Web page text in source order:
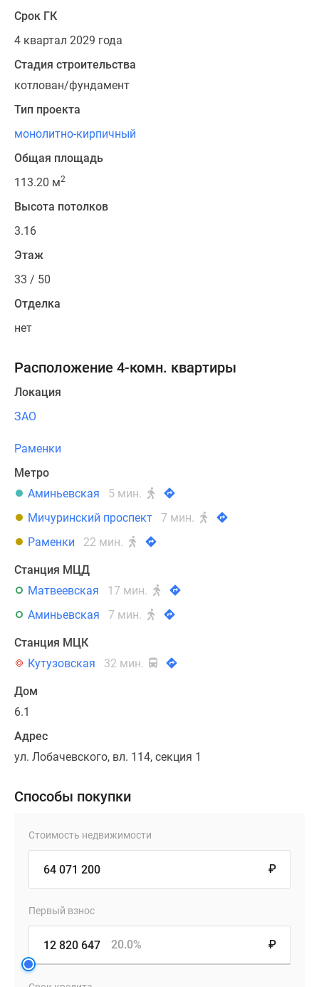
Срок ГК
4 квартал 2029 года
Стадия строительства
котлован/фундамент
Тип проекта
монолитно-кирпичный
Общая площадь
113.20 м2
Высота потолков
3.16
Этаж
33 / 50
Отделка
нет
Расположение 4-комн. квартиры
Локация
ЗАО
Раменки
Метро
Аминьевская
5 мин.
Мичуринский проспект
7 мин.
Раменки
22 мин.
Станция МЦД
Матвеевская
17 мин.
Аминьевская
7 мин.
Станция МЦК
Кутузовская
32 мин.
Дом
6.1
Адрес
ул. Лобачевского, вл. 114, секция 1
Способы покупки
Стоимость недвижимости
₽
Первый взнос
₽
20.0%